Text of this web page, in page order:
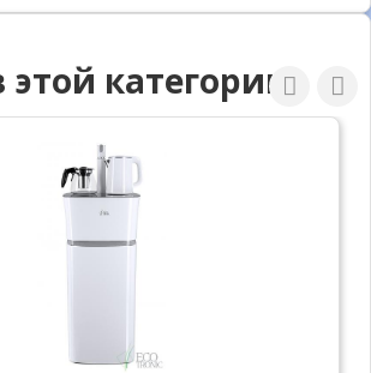
категории